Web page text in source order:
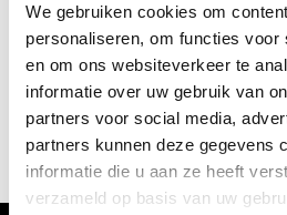
We gebruiken cookies om
personaliseren, om functies voor
en om ons websiteverkeer te
informatie over uw gebruik van
partners voor social media,
partners kunnen deze gegevens
informatie die u aan ze heeft
verzameld op basis van uw
Wie kent nog de bloembollenkweker
leiden? Natuurpionier Jac. P. Thijsse
de man die op zolder pijlen uit
1900 geld bijeenbracht voor
Wie kent nog Frits van Eeden? De
‘onkruid’ die een lintje kreeg.